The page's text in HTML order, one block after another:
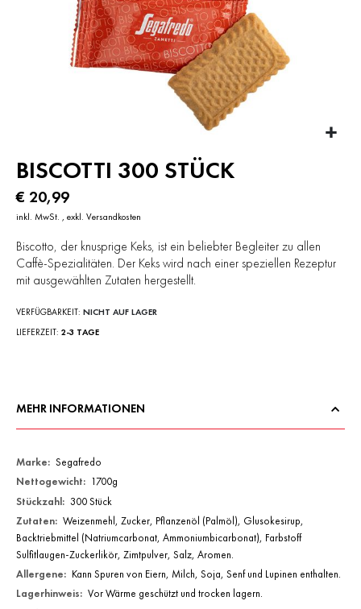
Anfang
der
Bildergalerie
springen
BISCOTTI 300 STÜCK
€ 20,99
inkl. MwSt. , exkl. Versandkosten
Biscotto, der knusprige Keks, ist ein beliebter Begleiter zu allen
Caffè-Spezialitäten. Der Keks wird nach einer speziellen Rezeptur
mit ausgewählten Zutaten hergestellt.
VERFÜGBARKEIT: NICHT AUF LAGER
LIEFERZEIT 2-3 TAGE
MEHR INFORMATIONEN
Mehr
Informationen
Segafredo
1700g
300 Stück
Weizenmehl, Zucker, Pflanzenöl (Palmöl), Glusokesirup,
Backtriebmittel (Natriumcarbonat, Ammoniumbicarbonat), Farbstoff
Sulfitlaugen-Zuckerlikör, Zimtpulver, Salz, Aromen.
Kann Spuren von Eiern, Milch, Soja, Senf und Lupinen enthalten.
Vor Wärme geschützt und trocken lagern.